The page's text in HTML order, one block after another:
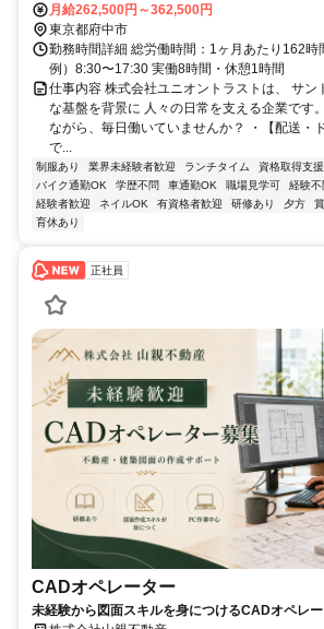
月給262,500円～362,500円
東京都府中市
勤務時間詳細 総労働時間：1ヶ月あたり162時
例）8:30〜17:30 実働8時間・休憩1時間
仕事内容 株式会社ユニオントラストは、 サン
な基盤を背景に 人々の日常を支える企業です
ながら、毎日働いていませんか？ ・【配送・
で...
制服あり 業界未経験者歓迎 ランチタイム 資格取得支
バイク通勤OK
学歴不問 車通勤OK 職場見学可 経験不
経験者歓迎
ネイルOK 有資格者歓迎 研修あり 夕方
育休あり
正社員
CADオペレーター
未経験から図面スキルを身につけるCADオペレ